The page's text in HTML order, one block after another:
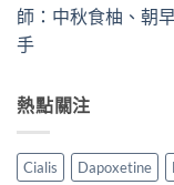
師：中秋食柚、朝
手
熱點關注
Cialis Dapoxetine